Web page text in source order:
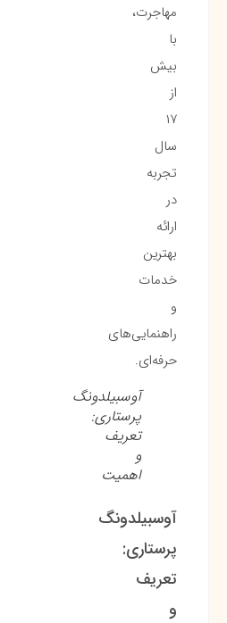
مهاجرت،
با
بیش
از
۱۷
سال
تجربه
در
ارائه
بهترین
خدمات
و
راهنمایی‌های
حرفه‌ای.
آوسبیلدونگ
پرستاری:
تعریف
و
اهمیت
آوسبیلدونگ
پرستاری:
تعریف
و